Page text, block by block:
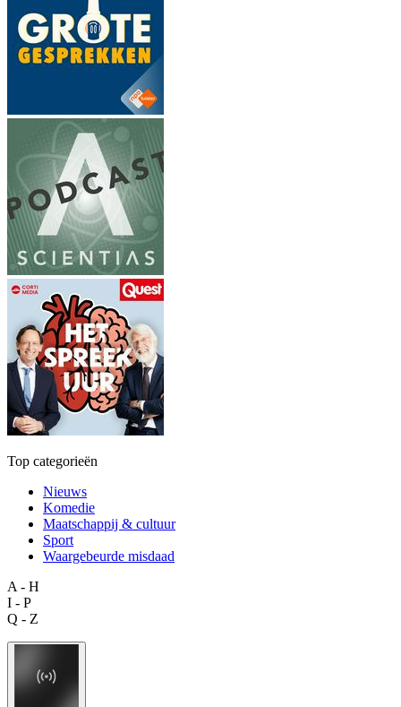
Top categorieën
Nieuws
Komedie
Maatschappij & cultuur
Sport
Waargebeurde misdaad
A - H
I - P
Q - Z